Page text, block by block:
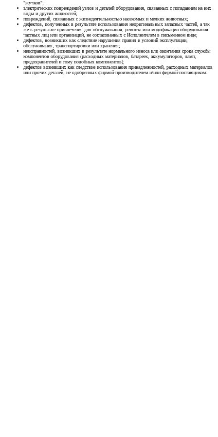
"жучков";
электрических повреждений узлов и деталей оборудования, связанных с попаданием на них
воды и других жидкостей;
повреждений, связанных с жизнедеятельностью насекомых и мелких животных;
дефектов, полученных в результате использования неоригинальных запасных частей, а так
же в результате привлечения для обслуживания, ремонта или модификации оборудования
частных лиц или организаций, не согласованных с Исполнителем в письменном виде;
дефектов, возникших как следствие нарушения правил и условий эксплуатации,
обслуживания, транспортировки или хранения;
неисправностей, возникших в результате нормального износа или окончания срока службы
компонентов оборудования (расходных материалов, батареек, аккумуляторов, ламп,
предохранителей и тому подобных компонентов);
дефектов возникших как следствие использования принадлежностей, расходных материалов
или прочих деталей, не одобренных фирмой-производителем и/или фирмой-поставщиком.